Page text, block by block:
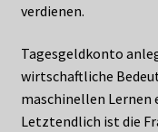
verdienen.
Tagesgeldkonto
wirtschaftliche
maschinellen Lernen
Letztendlich ist die